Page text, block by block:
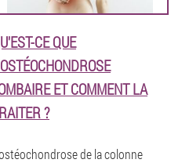
CE QUE
ET COMMENT LA
?
de la colonne